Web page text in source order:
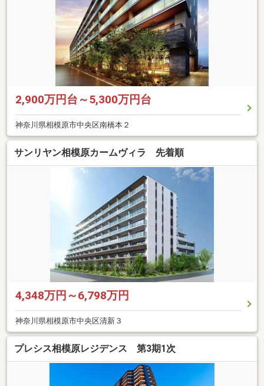
2,900万円台～5,300万円台
神奈川県相模原市中央区南橋本２
サンリヤン相模原カームヴィラ 先着順
4,348万円～6,798万円
神奈川県相模原市中央区清新３
プレシス相模原レジデンス 第3期1次